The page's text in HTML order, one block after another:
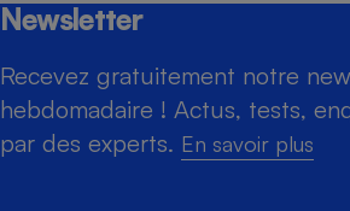
Newsletter
Recevez gratuitement notre
hebdomadaire ! Actus, tests,
par des experts. En savoir plus